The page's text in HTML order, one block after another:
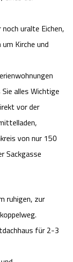
uralte Eichen,
Kirche und
alles Wichtige
vor der
von nur 150
Sackgasse
ruhigen, zur
für 2-3